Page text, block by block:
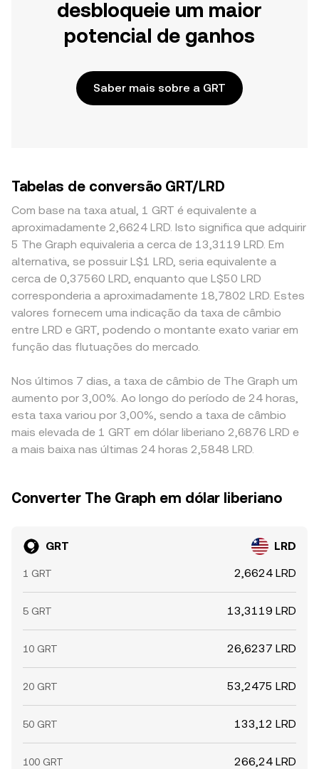
desbloqueie um maior
potencial de ganhos
Saber mais sobre a GRT
Tabelas de conversão GRT/LRD
Com base na taxa atual, 1 GRT é equivalente a
aproximadamente 2,6624 LRD. Isto significa que adquirir
5 The Graph equivaleria a cerca de 13,3119 LRD. Em
alternativa, se possuir L$1 LRD, seria equivalente a
cerca de 0,37560 LRD, enquanto que L$50 LRD
corresponderia a aproximadamente 18,7802 LRD. Estes
valores fornecem uma indicação da taxa de câmbio
entre LRD e GRT, podendo o montante exato variar em
função das flutuações do mercado.
Nos últimos 7 dias, a taxa de câmbio de The Graph um
aumento por 3,00%. Ao longo do período de 24 horas,
esta taxa variou por 3,00%, sendo a taxa de câmbio
mais elevada de 1 GRT em dólar liberiano 2,6876 LRD e
a mais baixa nas últimas 24 horas 2,5848 LRD.
Converter The Graph em dólar liberiano
GRT LRD
1 GRT 2,6624 LRD
5 GRT 13,3119 LRD
10 GRT 26,6237 LRD
20 GRT 53,2475 LRD
50 GRT 133,12 LRD
100 GRT 266,24 LRD